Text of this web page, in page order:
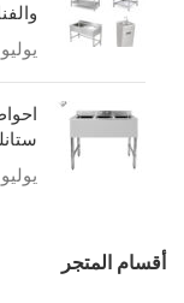
يوليو 30, 2026
يوليو 20, 2026
أقسام المتجر